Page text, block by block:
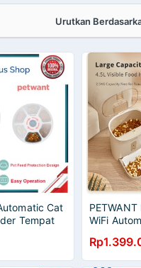
Urutkan
Cat
Tempat
WiFi
Otomatis